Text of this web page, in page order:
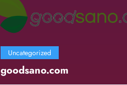
Uncategorized
goodsano.com